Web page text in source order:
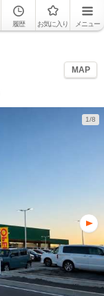
履歴 お気に入り メニュー
MAP
1/8